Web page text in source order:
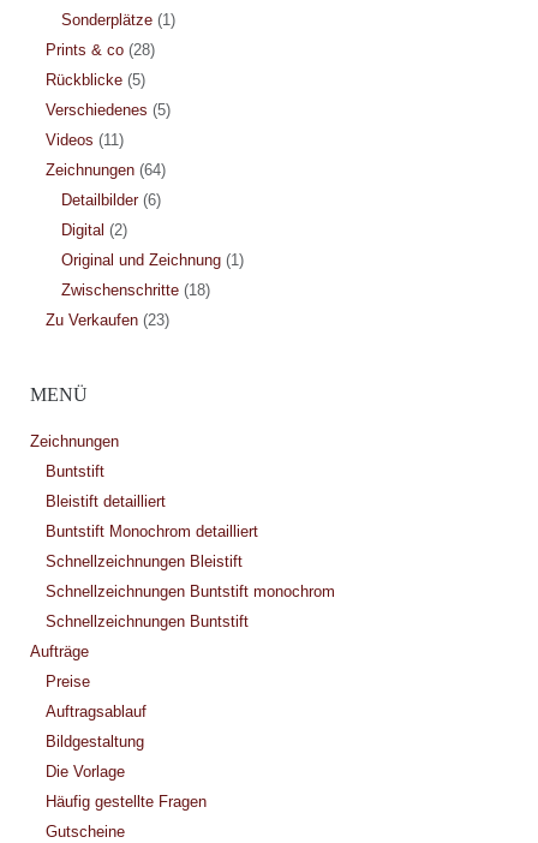
Sonderplätze(1)
Prints & co(28)
Rückblicke(5)
Verschiedenes (5)
Videos (11)
Zeichnungen(64)
Detailbilder(6)
Digital (2)
Original und Zeichnung(1)
Zwischenschritte(18)
Zu Verkaufen(23)
MENÜ
Zeichnungen
Buntstift
Bleistift detailliert
Buntstift Monochrom detailliert
Schnellzeichnungen Bleistift
Schnellzeichnungen Buntstift monochrom
Schnellzeichnungen Buntstift
Aufträge
Preise
Auftragsablauf
Bildgestaltung
Die Vorlage
Häufig gestellte Fragen
Gutscheine